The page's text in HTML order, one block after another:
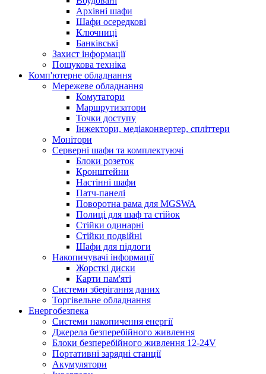
Архівні шафи
Шафи осередкові
Ключниці
Банківські
Захист інформації
Пошукова техніка
Комп'ютерне обладнання
Мережеве обладнання
Комутатори
Маршрутизатори
Точки доступу
Інжектори, медіаконвертер, спліттери
Монітори
Серверні шафи та комплектуючі
Блоки розеток
Кронштейни
Настінні шафи
Патч-панелі
Поворотна рама для MGSWA
Полиці для шаф та стійок
Стійки одинарні
Стійки подвійні
Шафи для підлоги
Накопичувачі інформації
Жорсткі диски
Карти пам'яті
Системи зберігання даних
Торгівельне обладнання
Енергобезпека
Системи накопичення енергії
Джерела безперебійного живлення
Блоки безперебійного живлення 12-24V
Портативні зарядні станції
Акумулятори